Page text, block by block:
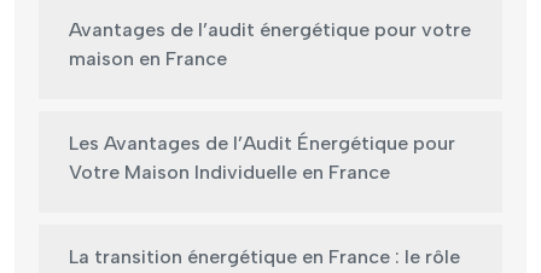
Avantages de l’audit énergétique pour votre
maison en France
Les Avantages de l’Audit Énergétique pour
Votre Maison Individuelle en France
La transition énergétique en France : le rôle